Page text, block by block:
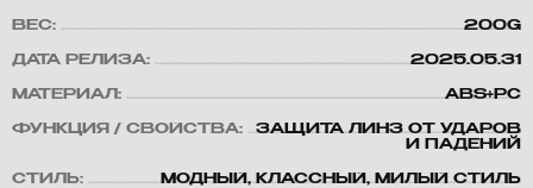
ВЕС: 200G
ДАТА РЕЛИЗА: 2025.05.31
МАТЕРИАЛ: ABS+PC
ФУНКЦИЯ / СВОЙСТВА:
ЗАЩИТА ЛИНЗ ОТ УДАРОВ
И ПАДЕНИЙ
СТИЛЬ: МОДНЫЙ, КЛАССНЫЙ, МИЛЫЙ СТИЛЬ